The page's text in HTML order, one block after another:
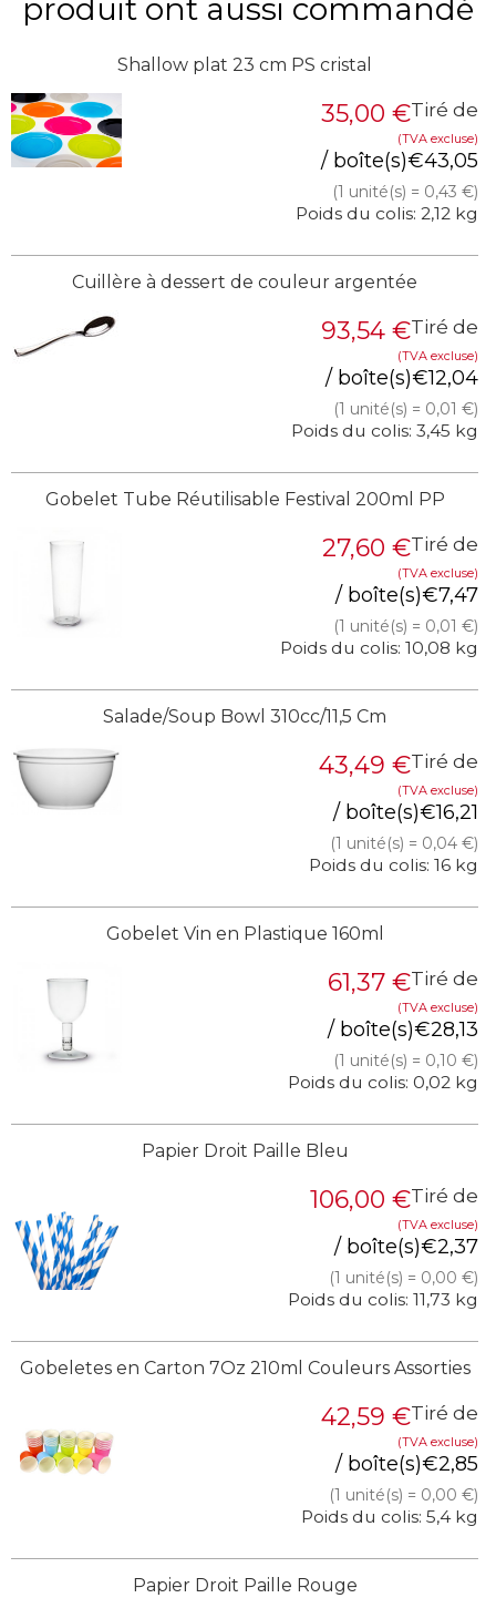
produit ont aussi commandé
Shallow plat 23 cm PS cristal
Tiré de
35,00 €
(TVA excluse)
43,05
€
/ boîte(s)
(1 unité(s) = 0,43 €)
Poids du colis: 2,12 kg
Cuillère à dessert de couleur argentée
Tiré de
93,54 €
(TVA excluse)
12,04
€
/ boîte(s)
(1 unité(s) = 0,01 €)
Poids du colis: 3,45 kg
Gobelet Tube Réutilisable Festival 200ml PP
Tiré de
27,60 €
(TVA excluse)
7,47
€
/ boîte(s)
(1 unité(s) = 0,01 €)
Poids du colis: 10,08 kg
Salade/Soup Bowl 310cc/11,5 Cm
Tiré de
43,49 €
(TVA excluse)
16,21
€
/ boîte(s)
(1 unité(s) = 0,04 €)
Poids du colis: 16 kg
Gobelet Vin en Plastique 160ml
Tiré de
61,37 €
(TVA excluse)
28,13
€
/ boîte(s)
(1 unité(s) = 0,10 €)
Poids du colis: 0,02 kg
Papier Droit Paille Bleu
Tiré de
106,00 €
(TVA excluse)
2,37
€
/ boîte(s)
(1 unité(s) = 0,00 €)
Poids du colis: 11,73 kg
Gobeletes en Carton 7Oz 210ml Couleurs Assorties
Tiré de
42,59 €
(TVA excluse)
2,85
€
/ boîte(s)
(1 unité(s) = 0,00 €)
Poids du colis: 5,4 kg
Papier Droit Paille Rouge